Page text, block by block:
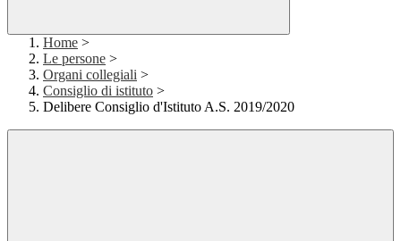
Home >
Le persone >
Organi collegiali >
Consiglio di istituto >
Delibere Consiglio d'Istituto A.S. 2019/2020